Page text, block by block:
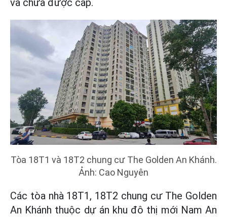
và chưa được cấp.
Tòa 18T1 và 18T2 chung cư The Golden An Khánh.
Ảnh: Cao Nguyên
Các tòa nhà 18T1, 18T2 chung cư The Golden
An Khánh thuộc dự án khu đô thị mới Nam An